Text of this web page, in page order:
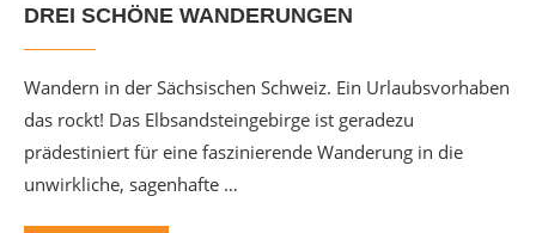
DREI SCHÖNE WANDERUNGEN
Wandern in der Sächsischen Schweiz. Ein Urlaubsvorhaben
das rockt! Das Elbsandsteingebirge ist geradezu
prädestiniert für eine faszinierende Wanderung in die
unwirkliche, sagenhafte …